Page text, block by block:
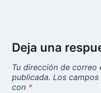
Deja una
Tu dirección de correo
publicada. Los
con *